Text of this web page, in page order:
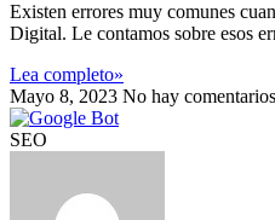
Existen errores muy comunes
Digital. Le contamos sobre esos
Lea completo»
Mayo 8, 2023 No hay comentarios
SEO